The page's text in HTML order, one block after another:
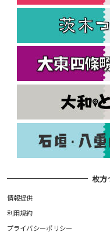
枚方
情報提供
利用規約
プライバシーポリシー